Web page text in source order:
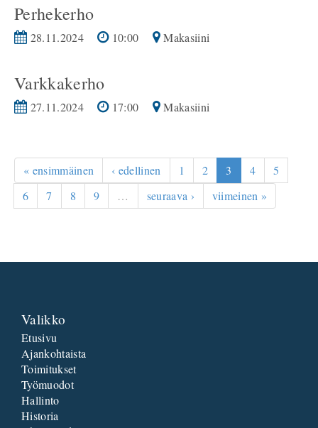
Perhekerho
28.11.2024 10:00 Makasiini
Varkkakerho
27.11.2024 17:00 Makasiini
« ensimmäinen ‹ edellinen 1 2 3 4
5
6
7 8 9 … seuraava › viimeinen »
Valikko
Etusivu
Ajankohtaista
Toimitukset
Työmuodot
Hallinto
Historia